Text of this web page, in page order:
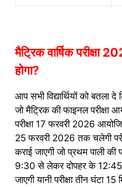
मैट्रिक वार्षिक
होगा?
आप सभी विद्यार्थियों को बतला
जो मैट्रिक की फाइनल परीक्षा
परीक्षा 17 फरवरी 2026
25 फरवरी 2026 तक चलेगी
कराई जाएगी जो प्रथम पाली की
9:30 से लेकर दोपहर के
जाएगी यानी परीक्षा तीन घंटा